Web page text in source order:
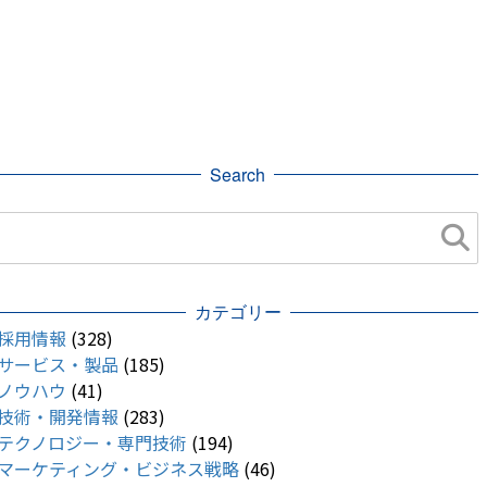
Search
カテゴリー
用情報 (328)
ービス・製品 (185)
ウハウ (41)
術・開発情報 (283)
クノロジー・専門技術 (194)
ーケティング・ビジネス戦略 (46)